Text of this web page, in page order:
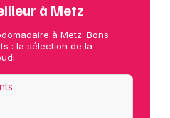
à Metz
à Metz. Bons
: la sélection de la